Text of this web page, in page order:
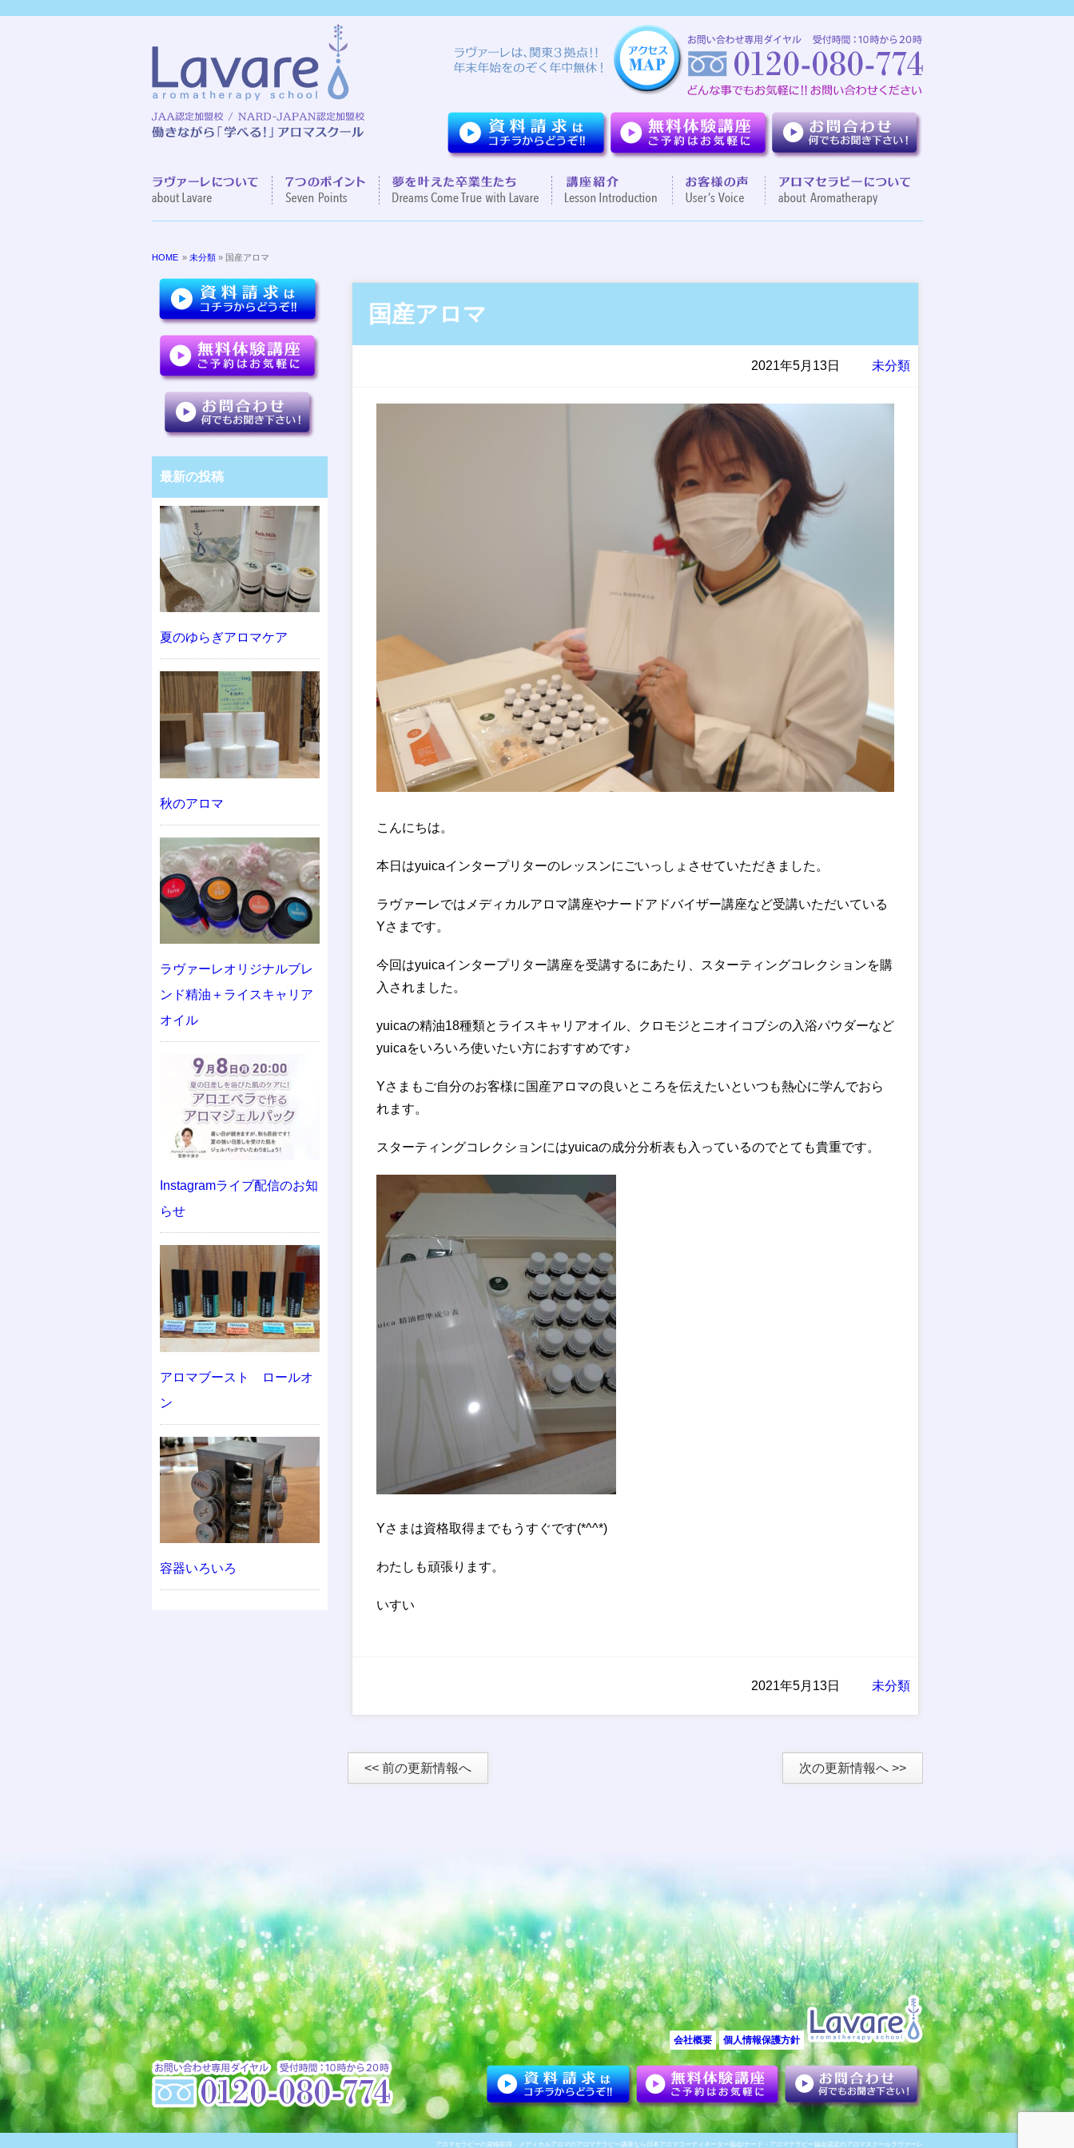
ラヴァーレについて７つのポイント 夢を叶えた卒業生達 講座紹介 お客様の声
HOME » 未分類» 国産アロマ
国産アロマ
未分類
2021年5月13日
こんにちは。
本日はyuicaインタープリターのレッスンにごいっしょさせていただきました。
ラヴァーレではメディカルアロマ講座やナードアドバイザー講座など受講いただいている
Yさまです。
今回はyuicaインタープリター講座を受講するにあたり、スターティングコレクションを購
入されました。
yuicaの精油18種類とライスキャリアオイル、クロモジとニオイコブシの入浴パウダーなど
yuicaをいろいろ使いたい方におすすめです♪
Yさまもご自分のお客様に国産アロマの良いところを伝えたいといつも熱心に学んでおら
れます。
スターティングコレクションにはyuicaの成分分析表も入っているのでとても貴重です。
Yさまは資格取得までもうすぐです(*^^*)
わたしも頑張ります。
いすい
未分類
2021年5月13日
<< 前の更新情報へ 次の更新情報へ >>
最新の投稿
夏のゆらぎアロマケア
秋のアロマ
ラヴァーレオリジナルブレ
ンド精油＋ライスキャリア
オイル
Instagramライブ配信のお知
らせ
アロマブースト ロールオ
ン
容器いろいろ
会社概要 個人情報保護方針
アロマセラピーの資格取得・メディカルアロマのアロマテラピー講座なら日本アロマコーディネーター協会/ナード・アロマテラピー協会認定のアロマスクールラヴァーレ